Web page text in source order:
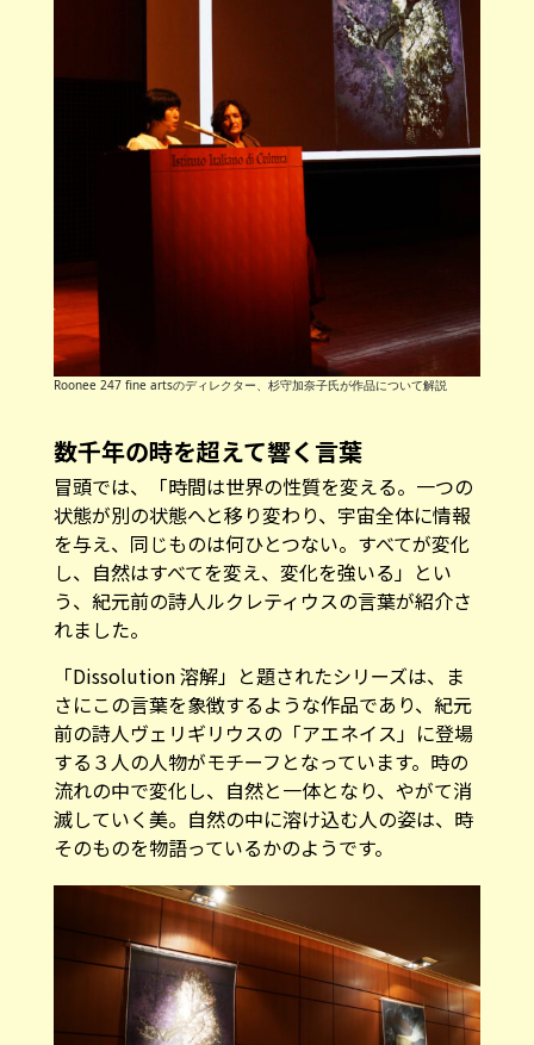
Roonee 247 fine artsのディレクター、杉守加奈子氏が作品について解説
数千年の時を超えて響く言葉
冒頭では、「時間は世界の性質を変える。一つの
状態が別の状態へと移り変わり、宇宙全体に情報
を与え、同じものは何ひとつない。すべてが変化
し、自然はすべてを変え、変化を強いる」とい
う、紀元前の詩人ルクレティウスの言葉が紹介さ
れました。
「Dissolution 溶解」と題されたシリーズは、ま
さにこの言葉を象徴するような作品であり、紀元
前の詩人ヴェリギリウスの「アエネイス」に登場
する３人の人物がモチーフとなっています。時の
流れの中で変化し、自然と一体となり、やがて消
滅していく美。自然の中に溶け込む人の姿は、時
そのものを物語っているかのようです。